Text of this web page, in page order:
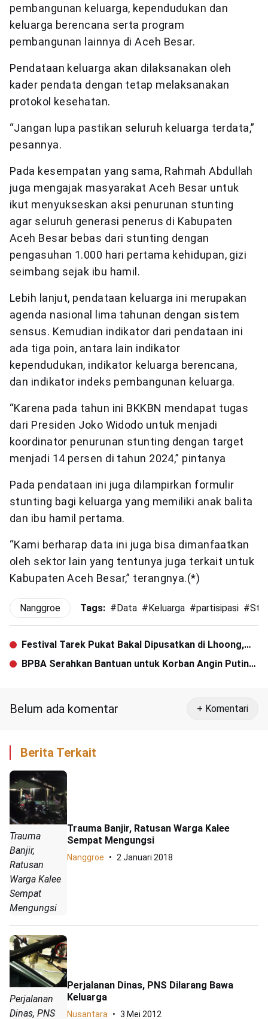
pembangunan keluarga, kependudukan dan
keluarga berencana serta program
pembangunan lainnya di Aceh Besar.
Pendataan keluarga akan dilaksanakan oleh
kader pendata dengan tetap melaksanakan
protokol kesehatan.
“Jangan lupa pastikan seluruh keluarga terdata,”
pesannya.
Pada kesempatan yang sama, Rahmah Abdullah
juga mengajak masyarakat Aceh Besar untuk
ikut menyukseskan aksi penurunan stunting
agar seluruh generasi penerus di Kabupaten
Aceh Besar bebas dari stunting dengan
pengasuhan 1.000 hari pertama kehidupan, gizi
seimbang sejak ibu hamil.
Lebih lanjut, pendataan keluarga ini merupakan
agenda nasional lima tahunan dengan sistem
sensus. Kemudian indikator dari pendataan ini
ada tiga poin, antara lain indikator
kependudukan, indikator keluarga berencana,
dan indikator indeks pembangunan keluarga.
“Karena pada tahun ini BKKBN mendapat tugas
dari Presiden Joko Widodo untuk menjadi
koordinator penurunan stunting dengan target
menjadi 14 persen di tahun 2024,” pintanya
Pada pendataan ini juga dilampirkan formulir
stunting bagi keluarga yang memiliki anak balita
dan ibu hamil pertama.
“Kami berharap data ini juga bisa dimanfaatkan
oleh sektor lain yang tentunya juga terkait untuk
Kabupaten Aceh Besar,” terangnya.(*)
Nanggroe Tags: # Data # Keluarga #partisipasi #
Festival Tarek Pukat Bakal Dipusatkan di Lhoong,
Aceh Besar
BPBA Serahkan Bantuan untuk Korban Angin Puting
Belum ada komentar + Komentari
Berita Terkait
Trauma
Banjir,
Ratusan
Warga Kalee
Sempat
Mengungsi
Trauma Banjir, Ratusan Warga Kalee
Sempat Mengungsi
Nanggroe 2 Januari 2018
Perjalanan
Dinas, PNS
Perjalanan Dinas, PNS Dilarang Bawa
Keluarga
Nusantara 3 Mei 2012